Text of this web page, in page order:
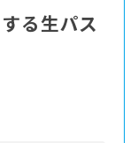
る生パス